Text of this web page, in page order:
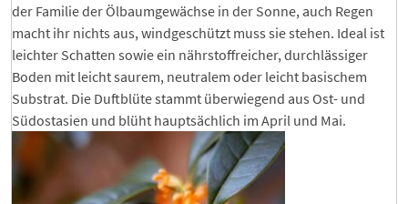
der Familie der Ölbaumgewächse in der Sonne, auch Regen
macht ihr nichts aus, windgeschützt muss sie stehen. Ideal ist
leichter Schatten sowie ein nährstoffreicher, durchlässiger
Boden mit leicht saurem, neutralem oder leicht basischem
Substrat. Die Duftblüte stammt überwiegend aus Ost- und
Südostasien und blüht hauptsächlich im April und Mai.